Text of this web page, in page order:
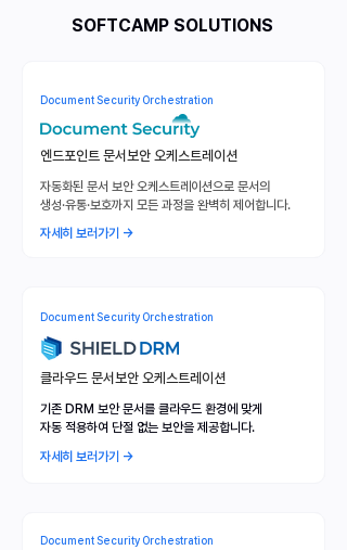
SOFTCAMP SOLUTIONS
​엔드포인트 문서보안 오케스트레이션
자세히 보러가기 →
자동화된 문서 보안 오케스트레이션으로 문서의
생성·유통·보호까지 모든 과정을 완벽히 제어합니다.
Document Security Orchestration
Document Security Orchestration
클라우드 문서보안 오케스트레이션
기존 DRM 보안 문서를 클라우드 환경에 맞게
자동 적용하여 단절 없는 보안을 제공합니다.
자세히 보러가기 →
Document Security Orchestration